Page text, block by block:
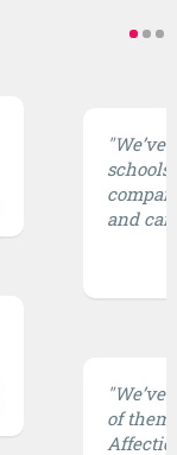
and
of them